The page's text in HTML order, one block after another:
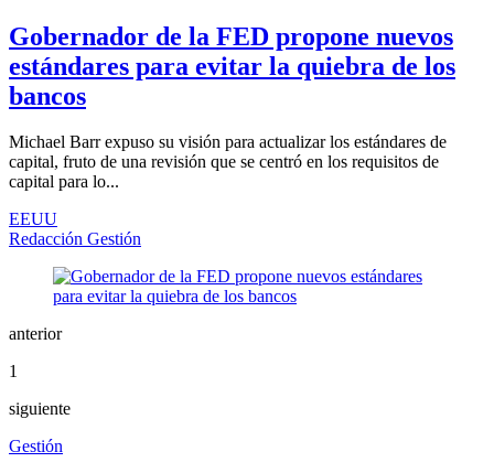
Gobernador de la FED propone nuevos
estándares para evitar la quiebra de los
bancos
Michael Barr expuso su visión para actualizar los estándares de
capital, fruto de una revisión que se centró en los requisitos de
capital para lo...
EEUU
Redacción Gestión
anterior
1
siguiente
Gestión